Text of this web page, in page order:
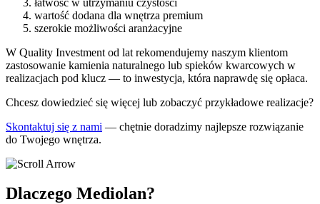
wartość dodana dla wnętrza premium
szerokie możliwości aranżacyjne
W Quality Investment od lat rekomendujemy naszym klientom
zastosowanie kamienia naturalnego lub spieków kwarcowych w
realizacjach pod klucz — to inwestycja, która naprawdę się opłaca.
Chcesz dowiedzieć się więcej lub zobaczyć przykładowe realizacje?
Skontaktuj się z nami — chętnie doradzimy najlepsze rozwiązanie
do Twojego wnętrza.
Dlaczego Mediolan?